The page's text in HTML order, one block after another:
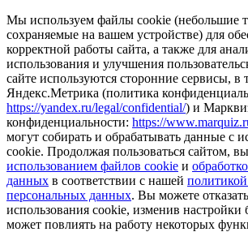
Мы используем файлы cookie (небольшие
сохраняемые на вашем устройстве) для
корректной работы сайта, а также для
использования и улучшения
сайте используются сторонние сервисы, в
Яндекс.Метрика (политика
https://yandex.ru/legal/confidential/) и
конфиденциальности: https://
могут собирать и обрабатывать данные с
cookie. Продолжая пользоваться сайтом,
использованием файлов cookie и
данных в соответствии с нашей
персональных данных. Вы можете
использования cookie, изменив настройки
может повлиять на работу некоторых